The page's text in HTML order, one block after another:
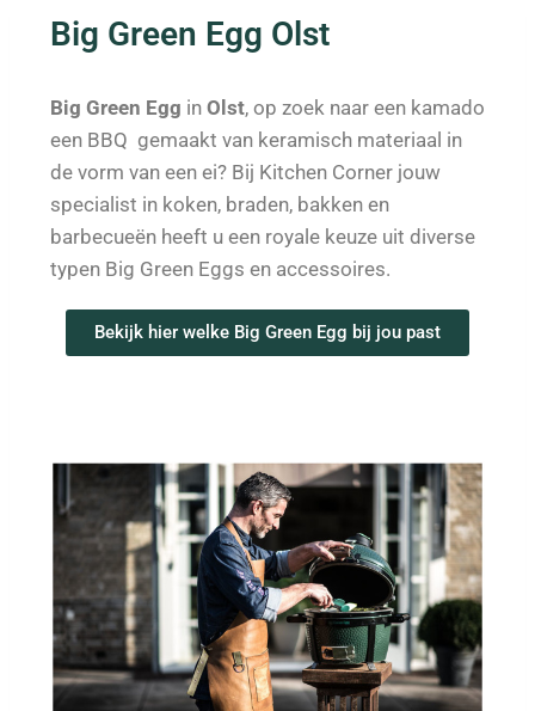
Big Green Egg Olst
Big Green Egg in Olst, op zoek naar een kamado
een BBQ gemaakt van keramisch materiaal in
de vorm van een ei? Bij Kitchen Corner jouw
specialist in koken, braden, bakken en
barbecueën heeft u een royale keuze uit diverse
typen Big Green Eggs en accessoires.
Bekijk hier welke Big Green Egg bij jou past